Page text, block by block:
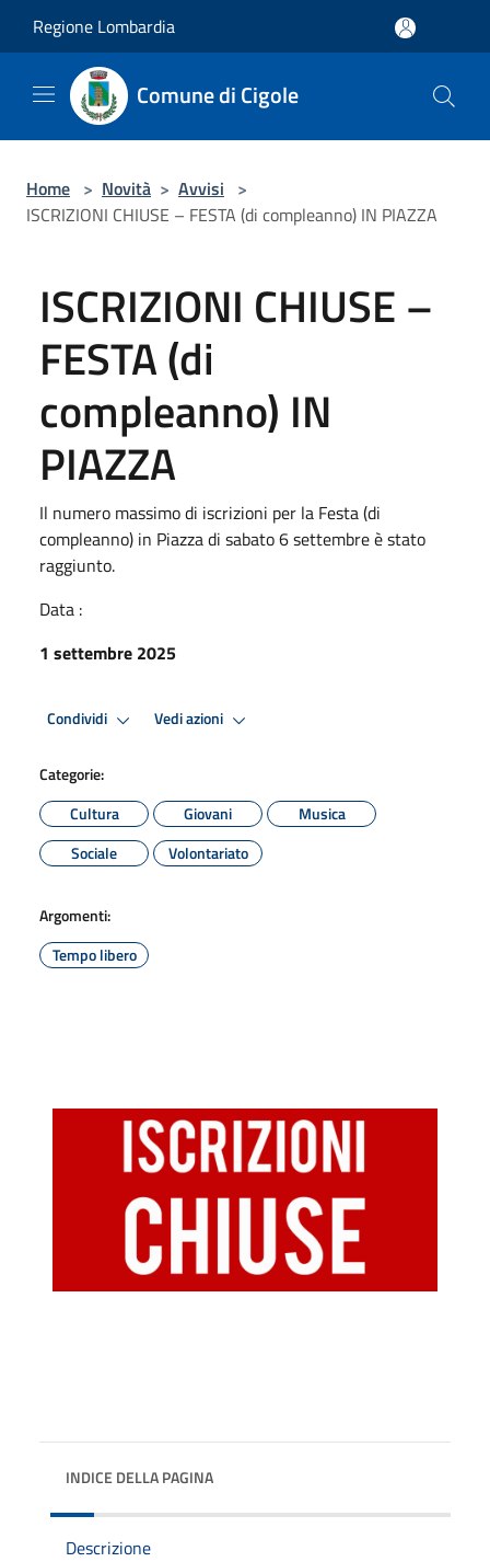
Regione Lombardia
Comune di Cigole
Home > Novità > Avvisi >
ISCRIZIONI CHIUSE – FESTA (di compleanno) IN PIAZZA
ISCRIZIONI CHIUSE –
FESTA (di
compleanno) IN
PIAZZA
Il numero massimo di iscrizioni per la Festa (di
compleanno) in Piazza di sabato 6 settembre è stato
raggiunto.
Data :
1 settembre 2025
Condividi Vedi azioni
Categorie:
Cultura
Giovani
Musica
Sociale
Volontariato
Argomenti:
Tempo libero
INDICE DELLA PAGINA
Descrizione